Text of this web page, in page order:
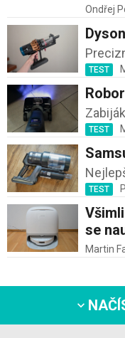
Ondřej
TEST
TEST
TEST
se
Martin